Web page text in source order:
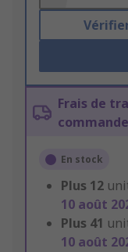
Frais de
En stock
Plus 12
10 août
Plus 41
10 août